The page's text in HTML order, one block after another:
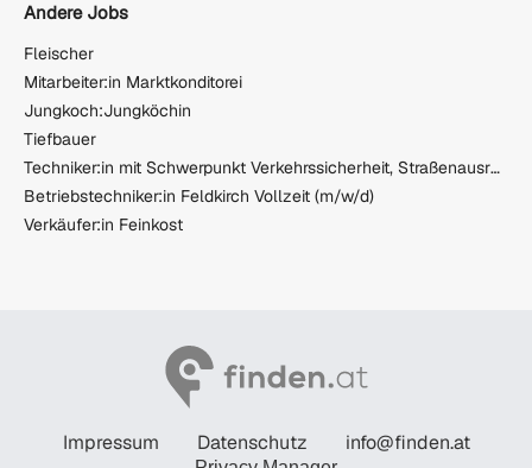
Andere Jobs
Fleischer
Mitarbeiter:in Marktkonditorei
Jungkoch:Jungköchin
Tiefbauer
Techniker:in mit Schwerpunkt Verkehrssicherheit, Straßenausrüstung und Absicherungen
Betriebstechniker:in Feldkirch Vollzeit (m/w/d)
Verkäufer:in Feinkost
Impressum Datenschutz info@finden.at